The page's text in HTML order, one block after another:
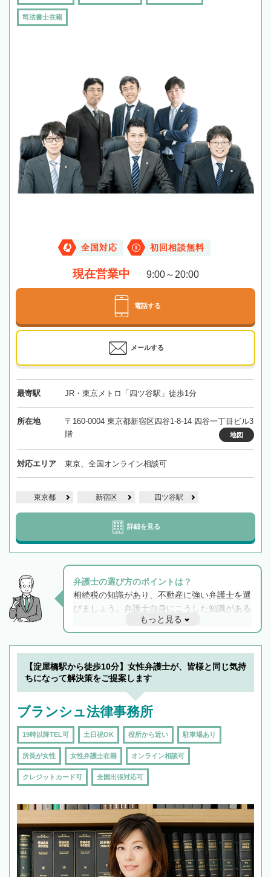
司法書士在籍
全国対応 初回相談無料
現在営業中 9:00～20:00
電話する
メールする
最寄駅 JR・東京メトロ「四ツ谷駅」徒歩1分
所在地
〒160-0004 東京都新宿区四谷1-8-14 四谷一丁目ビル3
階
地図
対応エリア 東京、全国オンライン相談可
東京都 新宿区 四ツ谷駅
詳細を見る
弁護士の選び方のポイントは？
相続税の知識があり、不動産に強い弁護士を選
びましょう。弁護士自身にこうした知識がある
と他士業との連携もスムーズに進み、トラブル
解決のみならず相続をトータルで任せることが
できます。また、相続は感情がからむ分野なの
でフィーリングも重要です。実際に電話や面談
で複数の弁護士と会話をしてウマが合う方に依
もっと見る
【淀屋橋駅から徒歩10分】女性弁護士が、皆様と同じ気持
ちになって解決策をご提案します
ブランシュ法律事務所
19時以降TEL可 土日祝OK 役所から近い 駐車場あり
所長が女性 女性弁護士在籍 オンライン相談可
クレジットカード可 全国出張対応可